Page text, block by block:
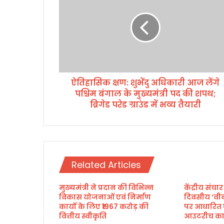
शु
का
लें
प
श्चि
म
बं
ऐतिहासिक क्षण: शुभेंदु अधिकारी आज लेंगे
पश्चिम बंगाल के मुख्यमंत्री पद की शपथ;
ब्रिगेड परेड ग्राउंड में भव्य तैयारी
Related Articles
मुख्यमंत्री ने प्रदान की विभिन्न
विकास योजनाओं एवं निर्माण
कार्यों के लिए ₹1967 करोड़ की
वित्तीय स्वीकृति
केंद्रीय संचार
दिवसीय
पर
आउटरीच